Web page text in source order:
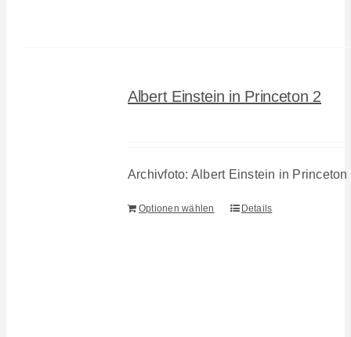
Albert Einstein in Princeton 2
Archivfoto: Albert Einstein in Princeton
Optionen wählen Details